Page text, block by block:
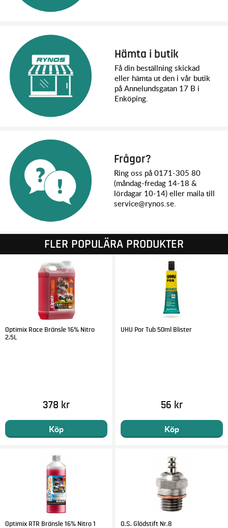
Hämta i butik
Få din beställning skickad
eller hämta ut den i vår butik
på Annelundsgatan 17 B i
Enköping.
Frågor?
Ring oss på 0171-305 80
(måndag-fredag 14-18 &
lördagar 10-14) eller maila till
service@rynos.se.
FLER POPULÄRA PRODUKTER
Optimix Race Bränsle 16% Nitro
2,5L
378 kr
Köp
UHU Por Tub 50ml Blister
56 kr
Köp
Optimix RTR Bränsle 16% Nitro 1
O.S. Glödstift Nr.8